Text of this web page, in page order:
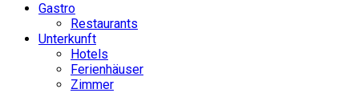
Gastro
Restaurants
Unterkunft
Hotels
Ferienhäuser
Zimmer